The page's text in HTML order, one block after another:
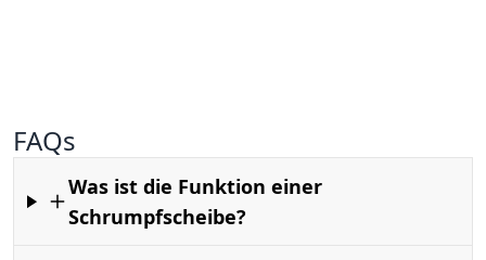
FAQs
Was ist die Funktion einer
Schrumpfscheibe?